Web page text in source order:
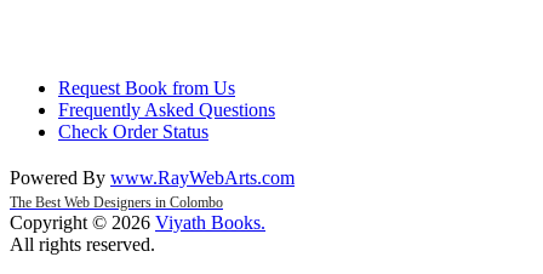
Request Book from Us
Frequently Asked Questions
Check Order Status
Powered By www.RayWebArts.com
The Best Web Designers in Colombo
Copyright © 2026 Viyath Books.
All rights reserved.